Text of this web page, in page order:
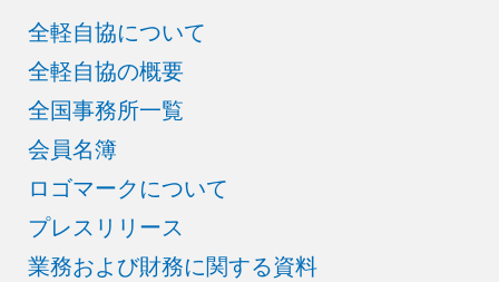
全軽自協について
全軽自協の概要
全国事務所一覧
会員名簿
ロゴマークについて
プレスリリース
業務および財務に関する資料